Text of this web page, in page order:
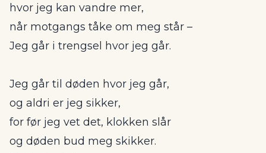
hvor jeg kan vandre mer,
når motgangs tåke om meg står –
Jeg går i trengsel hvor jeg går.
Jeg går til døden hvor jeg går,
og aldri er jeg sikker,
for før jeg vet det, klokken slår
og døden bud meg skikker.